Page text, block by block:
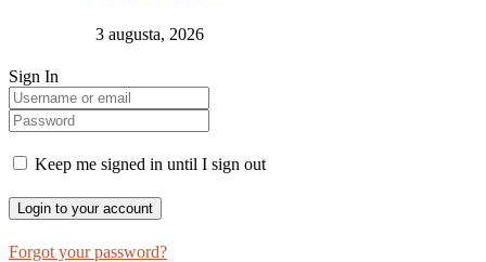
3 augusta, 2026
Sign In
Keep me signed in until I sign out
Forgot your password?